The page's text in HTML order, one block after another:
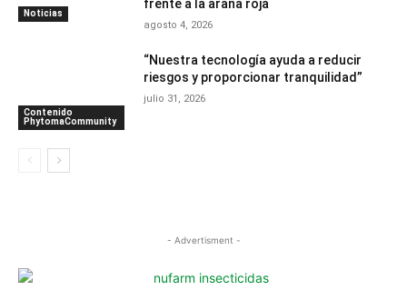
Noticias
frente a la araña roja
agosto 4, 2026
Contenido
PhytomaCommunity
“Nuestra tecnología ayuda a reducir
riesgos y proporcionar tranquilidad”
julio 31, 2026
- Advertisment -